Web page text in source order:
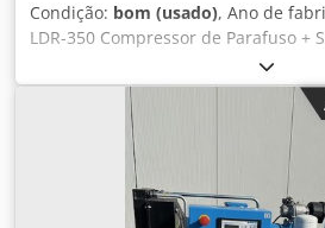
Condição: bom (usado), Ano de
LDR-350 Compressor de Parafuso +
de Ar Fabricante: Boge Modelo: C10
Pressão máxima: 10 bar Djdpjyfpk
reservatório: 350 litros Vazão: 1,03
motor: 1.500 rpm Potência do motor:
máquina (CxLxA): 1.960 x 720 x 1.350
máquina: 350 kg.